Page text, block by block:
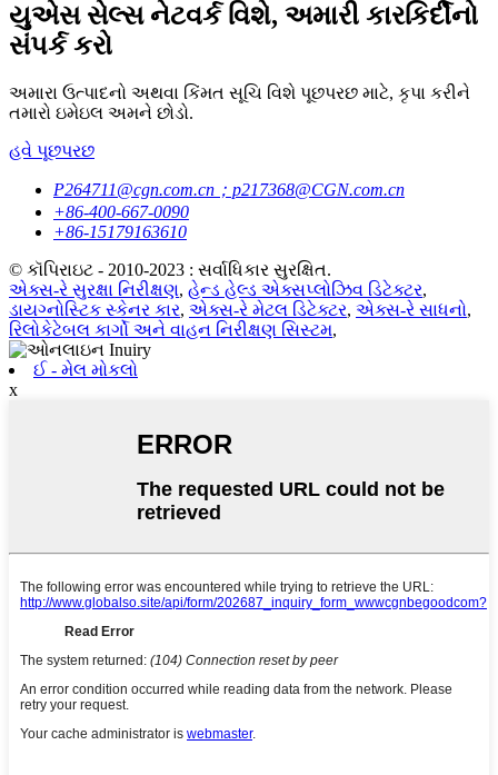
યુએસ સેલ્સ નેટવર્ક વિશે, અમારી કારકિર્દીનો
સંપર્ક કરો
અમારા ઉત્પાદનો અથવા કિંમત સૂચિ વિશે પૂછપરછ માટે, કૃપા કરીને
તમારો ઇમેઇલ અમને છોડો.
હવે પૂછપરછ
P264711@cgn.com.cn；p217368@CGN.com.cn
+86-400-667-0090
+86-15179163610
© કૉપિરાઇટ - 2010-2023 : સર્વાધિકાર સુરક્ષિત.
એક્સ-રે સુરક્ષા નિરીક્ષણ, હેન્ડ હેલ્ડ એક્સપ્લોઝિવ ડિટેક્ટર,
ડાયગ્નોસ્ટિક સ્કેનર કાર, એક્સ-રે મેટલ ડિટેક્ટર, એક્સ-રે સાધનો,
રિલોકેટેબલ કાર્ગો અને વાહન નિરીક્ષણ સિસ્ટમ,
ઈ - મેલ મોકલો
x